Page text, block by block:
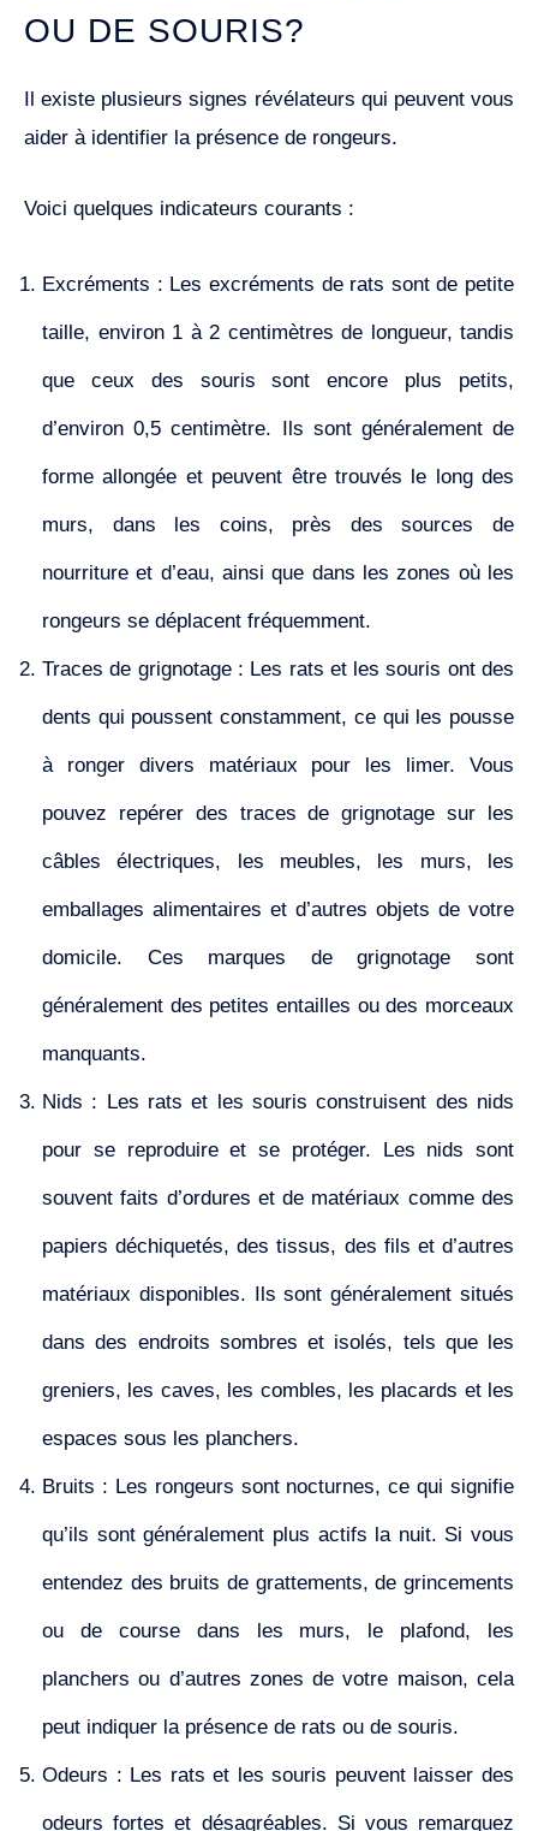
OU DE SOURIS?
Il existe plusieurs signes révélateurs qui peuvent vous
aider à identifier la présence de rongeurs.
Voici quelques indicateurs courants :
Excréments : Les excréments de rats sont de petite
taille, environ 1 à 2 centimètres de longueur, tandis
que ceux des souris sont encore plus petits,
d’environ 0,5 centimètre. Ils sont généralement de
forme allongée et peuvent être trouvés le long des
murs, dans les coins, près des sources de
nourriture et d’eau, ainsi que dans les zones où les
rongeurs se déplacent fréquemment.
Traces de grignotage : Les rats et les souris ont des
dents qui poussent constamment, ce qui les pousse
à ronger divers matériaux pour les limer. Vous
pouvez repérer des traces de grignotage sur les
câbles électriques, les meubles, les murs, les
emballages alimentaires et d’autres objets de votre
domicile. Ces marques de grignotage sont
généralement des petites entailles ou des morceaux
manquants.
Nids : Les rats et les souris construisent des nids
pour se reproduire et se protéger. Les nids sont
souvent faits d’ordures et de matériaux comme des
papiers déchiquetés, des tissus, des fils et d’autres
matériaux disponibles. Ils sont généralement situés
dans des endroits sombres et isolés, tels que les
greniers, les caves, les combles, les placards et les
espaces sous les planchers.
Bruits : Les rongeurs sont nocturnes, ce qui signifie
qu’ils sont généralement plus actifs la nuit. Si vous
entendez des bruits de grattements, de grincements
ou de course dans les murs, le plafond, les
planchers ou d’autres zones de votre maison, cela
peut indiquer la présence de rats ou de souris.
Odeurs : Les rats et les souris peuvent laisser des
odeurs fortes et désagréables. Si vous remarquez